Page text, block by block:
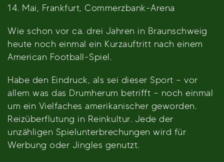
14. Mai, Frankfurt, Commerzbank-Arena
Wie schon vor ca. drei Jahren in Braunschweig
heute noch einmal ein Kurzauftritt nach einem
American Football-Spiel.
Habe den Eindruck, als sei dieser Sport – vor
allem was das Drumherum betrifft – noch einmal
um ein Vielfaches amerikanischer geworden.
Reizüberflutung in Reinkultur. Jede der
unzähligen Spielunterbrechungen wird für
Werbung oder Jingles genutzt.